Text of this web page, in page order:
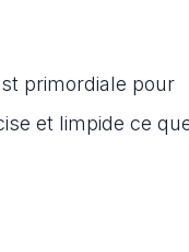
primordiale pour
et limpide ce